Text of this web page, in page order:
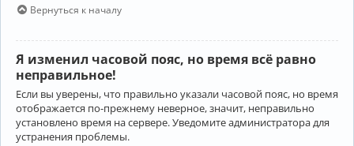
Вернуться к началу
Я изменил часовой пояс, но время всё равно
неправильное!
Если вы уверены, что правильно указали часовой пояс, но время
отображается по-прежнему неверное, значит, неправильно
установлено время на сервере. Уведомите администратора для
устранения проблемы.